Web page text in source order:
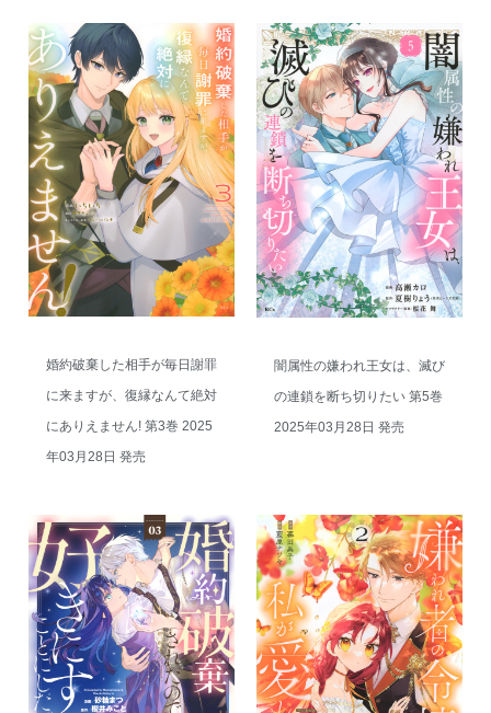
婚約破棄した相手が毎日謝罪
に来ますが、復縁なんて絶対
にありえません! 第3巻 2025
年03月28日 発売
闇属性の嫌われ王女は、滅び
の連鎖を断ち切りたい 第5巻
2025年03月28日 発売